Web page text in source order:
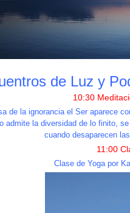
de Luz y
10:30
de la ignorancia el Ser aparece
admite la diversidad de lo finito,
cuando desaparecen
11:00
Clase de Yoga por